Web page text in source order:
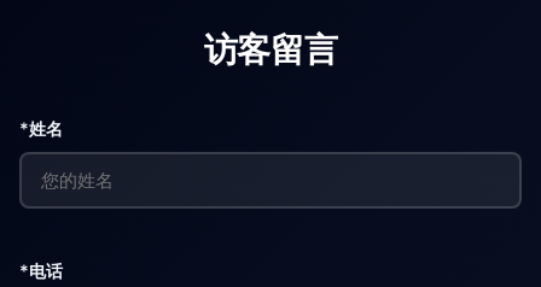
访客留言
*姓名
*电话